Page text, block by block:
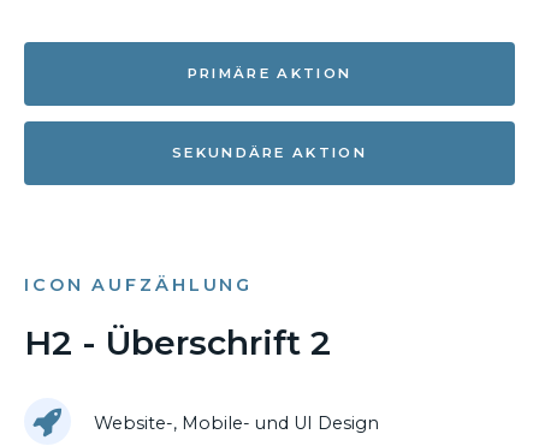
PRIMÄRE AKTION
SEKUNDÄRE AKTION
ICON AUFZÄHLUNG
H2 - Überschrift 2
Website-, Mobile- und UI Design